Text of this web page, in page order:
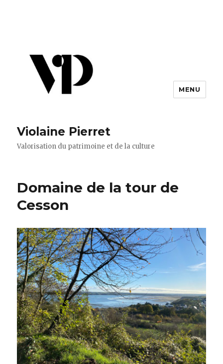
Violaine Pierret
Valorisation du patrimoine et de la culture
MENU
Domaine de la tour de
Cesson